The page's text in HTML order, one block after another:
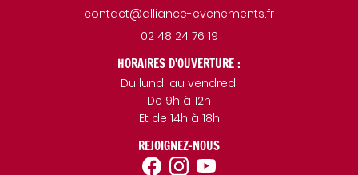
02 48 24 76 19
HORAIRES D'OUVERTURE :
Du lundi au vendredi
De 9h à 12h
Et de 14h à 18h
REJOIGNEZ-NOUS